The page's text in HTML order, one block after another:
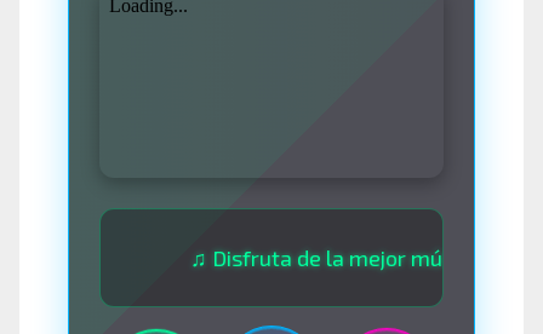
♫ Disfruta de la mejor música las 24